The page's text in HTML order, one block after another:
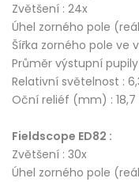
Zvětšení : 24x
Úhel zorného pole
Šířka zorného pole ve
Průměr výstupní
Relativní světelnost :
Oční reliéf (mm) : 18,7
Fieldscope ED82 :
Zvětšení : 30x
Úhel zorného pole